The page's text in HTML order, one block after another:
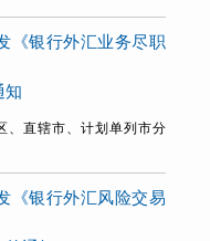
《银行外汇业务尽职
知
、直辖市、计划单列市分
《银行外汇风险交易